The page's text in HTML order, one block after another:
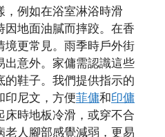
，例如在浴室淋浴時滑
地面油膩而摔跤。在香
境更常見。雨季時戶外街
出意外。家傭需認識這些
的鞋子。我們提供指示的
印尼文，方便菲傭和印傭
時地板冷滑，或穿不合
人腳部感覺減弱，更易